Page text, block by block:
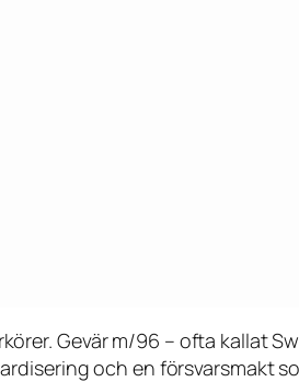
Gevär m/96 – ofta kallat
och en försvarsmakt